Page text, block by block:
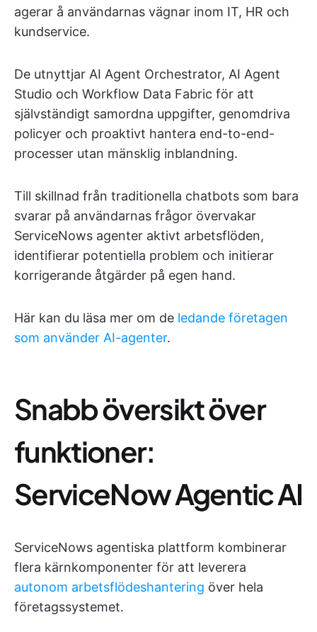
agerar å användarnas vägnar inom IT, HR och
kundservice.
De utnyttjar AI Agent Orchestrator, AI Agent
Studio och Workflow Data Fabric för att
självständigt samordna uppgifter, genomdriva
policyer och proaktivt hantera end-to-end-
processer utan mänsklig inblandning.
Till skillnad från traditionella chatbots som bara
svarar på användarnas frågor övervakar
ServiceNows agenter aktivt arbetsflöden,
identifierar potentiella problem och initierar
korrigerande åtgärder på egen hand.
Här kan du läsa mer om de ledande företagen
som använder AI-agenter.
Snabb översikt över
funktioner:
ServiceNow Agentic AI
ServiceNows agentiska plattform kombinerar
flera kärnkomponenter för att leverera
autonom arbetsflödeshantering över hela
företagssystemet.